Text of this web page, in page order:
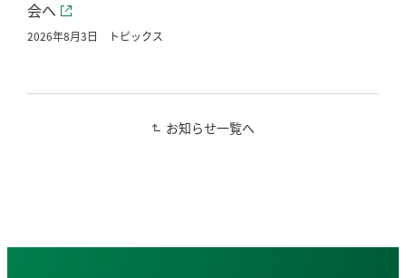
会へ
2026年8月3日 トピックス
お知らせ一覧へ